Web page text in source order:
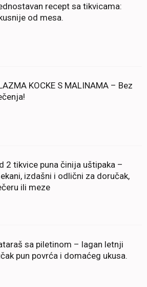
recept sa tikvicama:
od mesa.
KOCKE S MALINAMA – Bez
2 tikvice puna činija uštipaka –
izdašni i odlični za doručak,
ili meze
sa piletinom – lagan letnji
pun povrća i domaćeg ukusa.